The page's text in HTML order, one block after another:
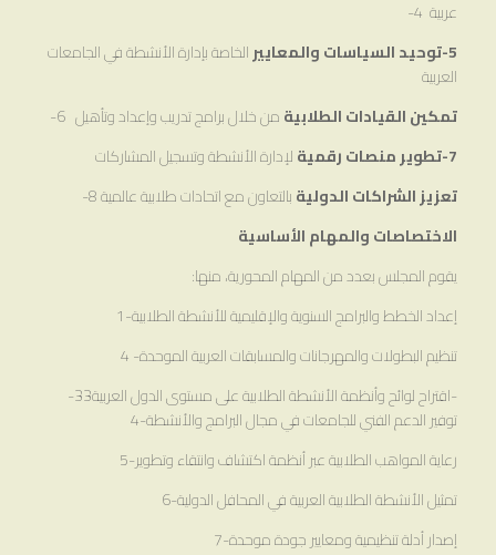
عربية 4-
5-توحيد السياسات والمعايير
الخاصة بإدارة الأنشطة في الجامعات
العربية
تمكين القيادات الطلابيةمن خلال برامج تدريب وإعداد وتأهيل 6-
7-تطوير منصات رقمية
لإدارة الأنشطة وتسجيل المشاركات
تعزيز الشراكات الدوليةبالتعاون مع اتحادات طلابية عالمية 8-
الاختصاصات والمهام الأساسية
يقوم المجلس بعدد من المهام المحورية، منها:
إعداد الخطط والبرامج السنوية والإقليمية للأنشطة الطلابية-1
تنظيم البطولات والمهرجانات والمسابقات العربية الموحدة- 4
-اقتراح لوائح وأنظمة الأنشطة الطلابية على مستوى الدول العربية33-
توفير الدعم الفني للجامعات في مجال البرامج والأنشطة-4
رعاية المواهب الطلابية عبر أنظمة اكتشاف وانتقاء وتطوير-5
تمثيل الأنشطة الطلابية العربية في المحافل الدولية-6
إصدار أدلة تنظيمية ومعايير جودة موحدة-7